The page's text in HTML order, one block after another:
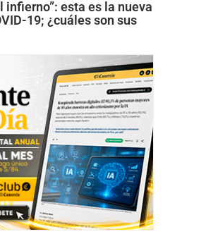
infierno”: esta es la nueva
19; ¿cuáles son sus